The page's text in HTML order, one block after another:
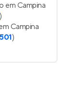
em Campina
)
Campina
)